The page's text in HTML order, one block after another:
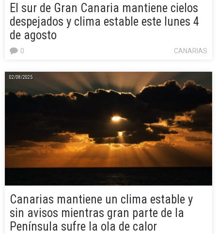
El sur de Gran Canaria mantiene cielos
despejados y clima estable este lunes 4
de agosto
CANARIAS
0
02/08/2025
Canarias mantiene un clima estable y
sin avisos mientras gran parte de la
Península sufre la ola de calor